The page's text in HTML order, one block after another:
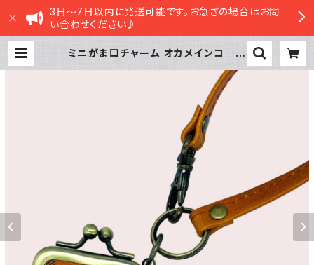
3日～7日以内に発送可能です。お急ぎの場合はお問
い合わせください♪
ミニがま口チャーム オカメインコ ホ
ェック タータンチェック 栃木レザ
ー | sasatte STORE|ささってスト